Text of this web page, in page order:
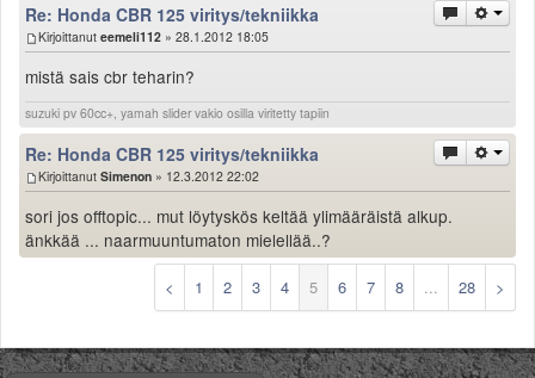
Re: Honda CBR 125 viritys/tekniikka
Kirjoittanut eemeli112 » 28.1.2012 18:05
mistä sais cbr teharin?
suzuki pv 60cc+, yamah slider vakio osilla viritetty tapiin
Re: Honda CBR 125 viritys/tekniikka
Kirjoittanut Simenon » 12.3.2012 22:02
sori jos offtopic... mut löytyskös keltää ylimääräistä alkup.
änkkää ... naarmuuntumaton mielellää..?
< 1 2 3 4 5 6 7 8 ... 28 >